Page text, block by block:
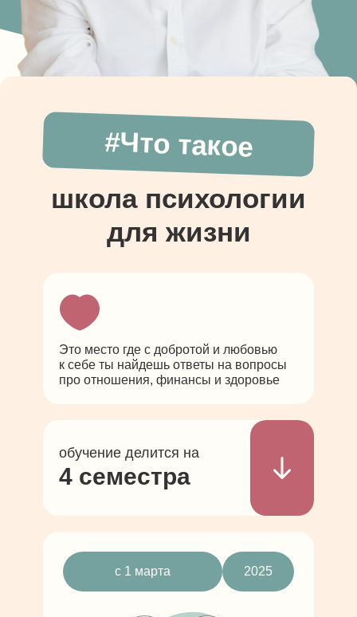
школа психологии
для жизни
#Что такое
Это место где с добротой и любовью
к себе ты найдешь ответы на вопросы
про отношения, финансы и здоровье
4 семестра
обучение делится на
с 1 марта 2025